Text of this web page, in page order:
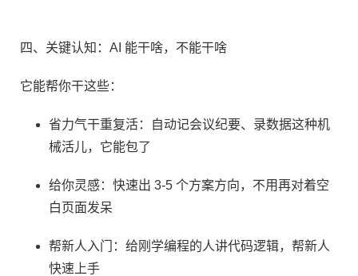
四、关键认知：AI 能干啥，不能干啥​
它能帮你干这些：​
省力气干重复活：自动记会议纪要、录数据这种机
械活儿，它能包了​
给你灵感：快速出 3-5 个方案方向，不用再对着空
白页面发呆​
帮新人入门：给刚学编程的人讲代码逻辑，帮新人
快速上手​